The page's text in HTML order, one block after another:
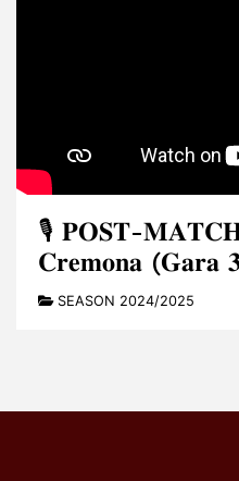
🎙️ 𝐏𝐎𝐒𝐓-𝐌𝐀𝐓𝐂𝐇
𝐂𝐫𝐞𝐦𝐨𝐧𝐚 (𝐆𝐚𝐫𝐚
SEASON 2024/2025